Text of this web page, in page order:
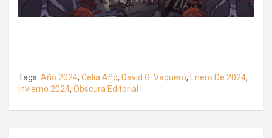
Tags: Año 2024, Celia Añó, David G. Vaquero, Enero De 2024,
Invierno 2024, Obscura Editorial